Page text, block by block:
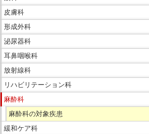
皮膚科
形成外科
泌尿器科
耳鼻咽喉科
放射線科
リハビリテーション科
麻酔科
麻酔科の対象疾患
緩和ケア科